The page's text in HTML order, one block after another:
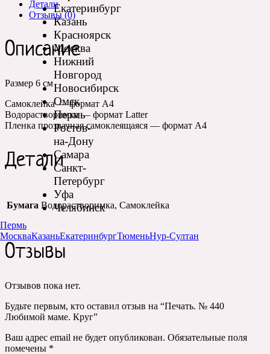
Екатеринбург
Казань
Красноярск
Москва
Нижний
Новгород
Новосибирск
Омск
Пермь
Ростов-
на-Дону
Самара
Санкт-
Петербург
Уфа
Челябинск
Пермь
МоскваКазаньЕкатеринбургТюменьНур-Султан
Детали
Отзывы (0)
Описание
Размер 6 см
Самоклейка — формат А4
Водорастворимка — формат Latter
Пленка прозрачная самоклеящаяся — формат А4
Детали
Бумага Водорастворимка, Самоклейка
Отзывы
Отзывов пока нет.
Будьте первым, кто оставил отзыв на “Печать. № 440
Любимой маме. Круг”
Ваш адрес email не будет опубликован. Обязательные поля
помечены *